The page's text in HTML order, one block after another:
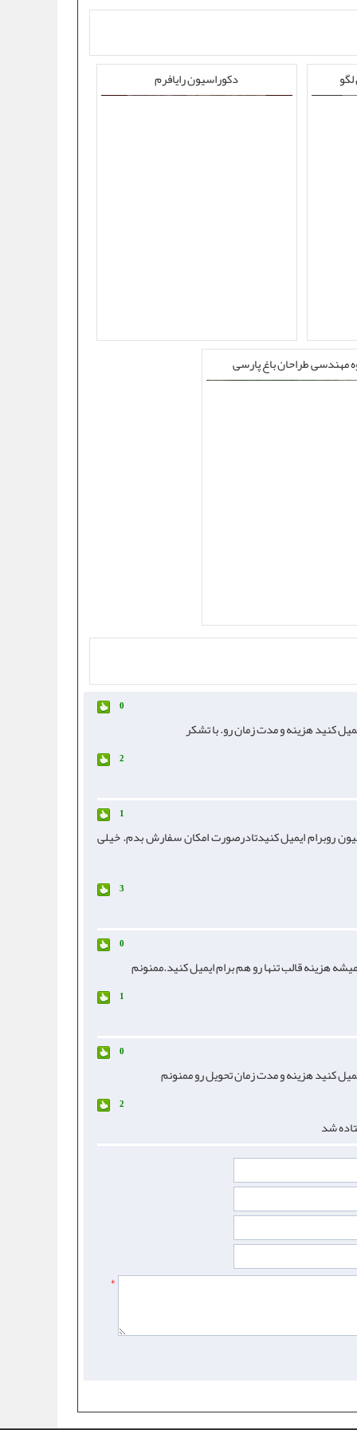
دکوراسیون رایافرم
مهندسی طراحان باغ پارسی
0
کنید هزینه و مدت زمان رو. با تشکر
2
1
روبرام ایمیل کنیدتادرصورت امکان سفارش بدم. خیلی
3
0
هزینه قالب تنها رو هم برام ایمیل کنید.ممنونم
1
0
کنید هزینه و مدت زمان تحویل رو ممنونم
2
شد
*